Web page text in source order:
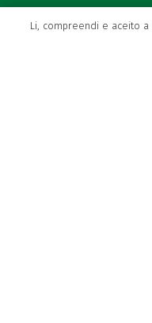
Li, compreendi e aceito a